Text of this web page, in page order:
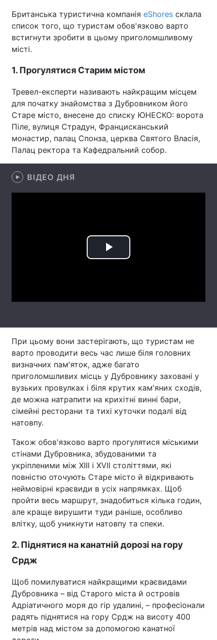
Спорт Наука
Зброя
Здоров'я Туризм
Цікавинки Погода
Екологія Регіони
Лонгріди
Відео з Youtube
Інтерв'ю Думки
Тема оформлення
Британська туристична компанія eShores склала
список того, що туристам обов'язково варто
встигнути зробити в цьому приголомшливому
місті.
1. Прогулятися Старим містом
Тревел-експерти називають найкращим місцем
для початку знайомства з Дубровником його
Старе місто, внесене до списку ЮНЕСКО: ворота
Піле, вулиця Страдун, Францисканський
монастир, палац Спонза, церква Святого Власія,
Палац ректора та Кафедральний собор.
ВІДЕО ДНЯ
Play
При цьому вони застерігають, що туристам не
варто проводити весь час лише біля головних
визначних пам'яток, адже багато
приголомшливих місць у Дубровнику заховані у
вузьких провулках і біля крутих кам'яних сходів,
де можна натрапити на крихітні винні бари,
сімейні ресторани та тихі куточки подалі від
натовпу.
Також обов'язково варто прогулятися міськими
стінами Дубровника, збудованими та
укріпленими між XIII і XVII століттями, які
повністю оточують Старе місто й відкривають
неймовірні краєвиди в усіх напрямках. Щоб
пройти весь маршрут, знадобиться кілька годин,
але краще вирушити туди раніше, особливо
влітку, щоб уникнути натовпу та спеки.
2. Піднятися на канатній дорозі на гору
Срдж
Щоб помилуватися найкращими краєвидами
Дубровника – від Старого міста й островів
Адріатичного моря до гір удалині, – професіонали
радять піднятися на гору Срдж на висоту 400
метрів над містом за допомогою канатної